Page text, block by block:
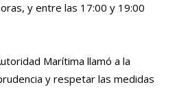
y entre las 17:00 y 19:00
Marítima llamó a la
y respetar las medidas